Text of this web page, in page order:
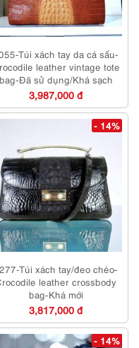
Túi xách tay da cá sấu-
leather vintage tote
bag-Đã sử dụng/Khá sạch
3,987,000 đ
- 14%
Túi xách tay/đeo chéo-
leather crossbody
bag-Khá mới
3,817,000 đ
- 14%